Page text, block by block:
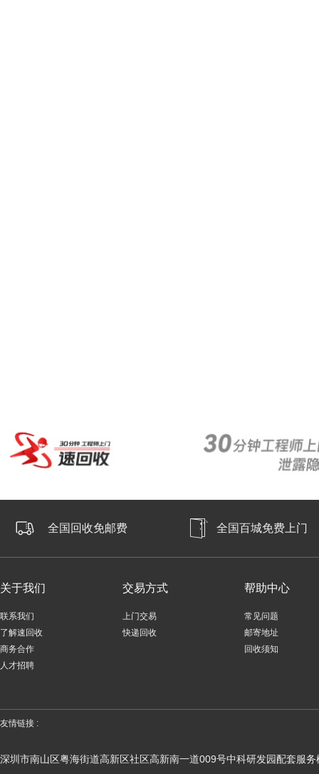
全国回收免邮费 全国百城免费上门
关于我们
联系我们
了解速回收
商务合作
人才招聘
交易方式
上门交易
快递回收
帮助中心
常见问题
邮寄地址
回收须知
友情链接 :
深圳市南山区粤海街道高新区社区高新南一道009号中科研发园配套服务